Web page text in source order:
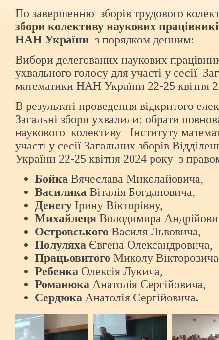
По завершенню зборів трудового
збори колективу наукових
НАН України з порядком денним:
Вибори делегованих наукових
ухвального голосу для участі у сесії
математики НАН України 22-25 квітня
В результаті проведення відкритого
Загальні збори ухвалили: обрати
наукового колективу Інституту
участі у сесії Загальних зборів
України 22-25 квітня 2024 року з
Бойка Вячеслава Миколайовича,
Василика Віталія Богдановича,
Денегу Ірину Вікторівну,
Михайлеця Володимира
Островського Василя Львовича,
Полуляха Євгена Олександровича,
Працьовитого Миколу
Ребенка Олексія Лукича,
Романюка Анатолія Сергійовича,
Сердюка Анатолія Сергійовича.